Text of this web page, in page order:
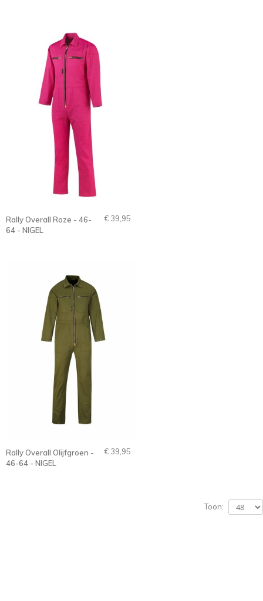
Rally Overall Roze - 46-
64 - NIGEL
€ 39,95
Rally Overall Olijfgroen -
46-64 - NIGEL
€ 39,95
Toon: